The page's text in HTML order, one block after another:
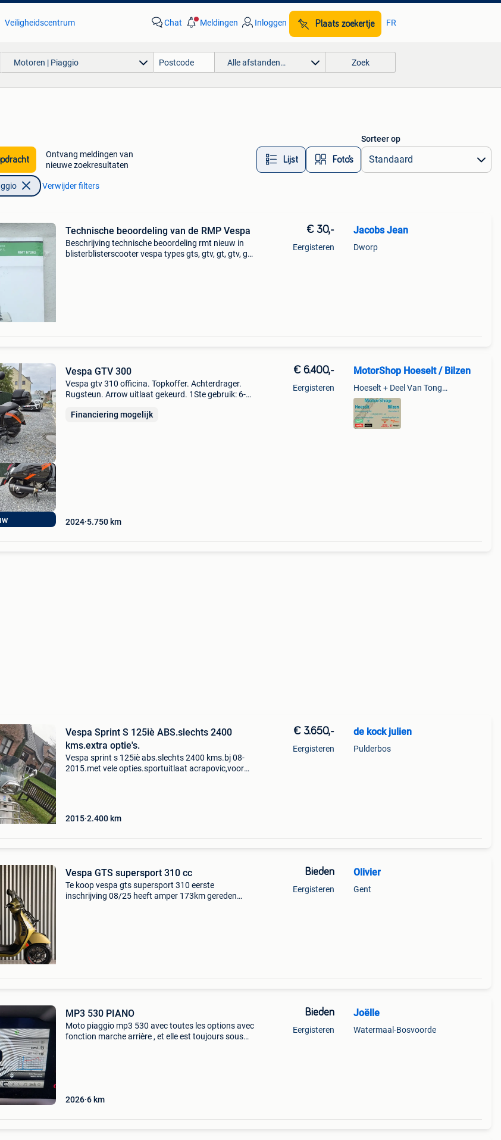
Veiligheidscentrum Chat Meldingen Inloggen Plaats zoekertje FR
Motoren | Piaggio Alle afstanden… Zoek
Ontvang meldingen van
nieuwe zoekresultaten
Lijst Foto’s
Sorteer op
Verwijder filters
Technische beoordeling van de RMP Vespa
Beschrijving technische beoordeling rmt nieuw in
blisterblisterscooter vespa types gts, gtv, gt, gtv, gt,
€ 30,-
Eergisteren
Jacobs Jean
Dworp
Vespa GTV 300
Vespa gtv 310 officina. Topkoffer. Achterdrager.
Rugsteun. Arrow uitlaat gekeurd. 1Ste gebruik: 6-
inbegrepen. 2 Jaar garantie. Nieuwprijs: €9.200,00.
Financiering mogelijk
2024 5.750 km
€ 6.400,-
Eergisteren
MotorShop Hoeselt / Bilzen
Hoeselt + Deel Van Tongeren
Vespa Sprint S 125iè ABS.slechts 2400
kms.extra optie's.
Vespa sprint s 125iè abs.slechts 2400 kms.bj 08-
2015.met vele opties.sportuitlaat acrapovic,voor
2015 2.400 km
€ 3.650,-
Eergisteren
de kock julien
Pulderbos
Vespa GTS supersport 310 cc
Te koop vespa gts supersport 310 eerste
inschrijving 08/25 heeft amper 173km gereden
Bieden
Eergisteren
Olivier
Gent
MP3 530 PIANO
Moto piaggio mp3 530 avec toutes les options avec
fonction marche arrière , et elle est toujours sous
2026 6 km
Bieden
Eergisteren
Joëlle
Watermaal-Bosvoorde